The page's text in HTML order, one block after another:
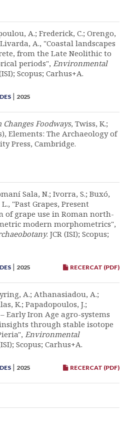
A.; Frederick, C.; Orengo,
A., "Coastal landscapes
from the Late Neolithic to
periods", Environmental
Scopus; Carhus+A.
| 2025
Foodways, Twiss, K.;
Elements: The Archaeology of
Press, Cambridge.
Sala, N.; Ivorra, S.; Buxó,
"Past Grapes, Present
of grape use in Roman north-
modern morphometrics",
. JCR (ISI); Scopus;
RECERCAT (PDF)
| 2025
A.; Athanasiadou, A.;
K.; Papadopoulos, J.;
Early Iron Age agro-systems
through stable isotope
Environmental
Scopus; Carhus+A.
RECERCAT (PDF)
| 2025